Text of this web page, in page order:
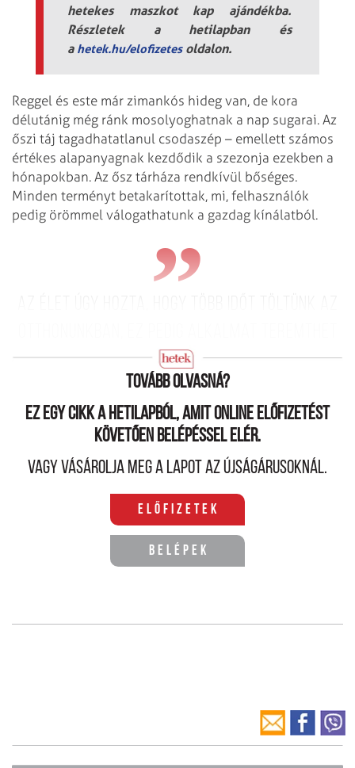
hetekes maszkot kap ajándékba.
Részletek a hetilapban és
a hetek.hu/elofizetesoldalon.
Reggel és este már zimankós hideg van, de kora
délutánig még ránk mosolyoghatnak a nap sugarai. Az
őszi táj tagadhatatlanul csodaszép – emellett számos
értékes alapanyagnak kezdődik a szezonja ezekben a
hónapokban. Az ősz tárháza rendkívül bőséges.
Minden terményt betakarítottak, mi, felhasználók
pedig örömmel válogathatunk a gazdag kínálatból.
a közös főzésekre.
Tovább olvasná?
Ez egy cikk a hetilapból, amit online előfizetést
követően belépéssel elér.
Vagy vásárolja meg a lapot az újságárusoknál.
Előfizetek
Belépek